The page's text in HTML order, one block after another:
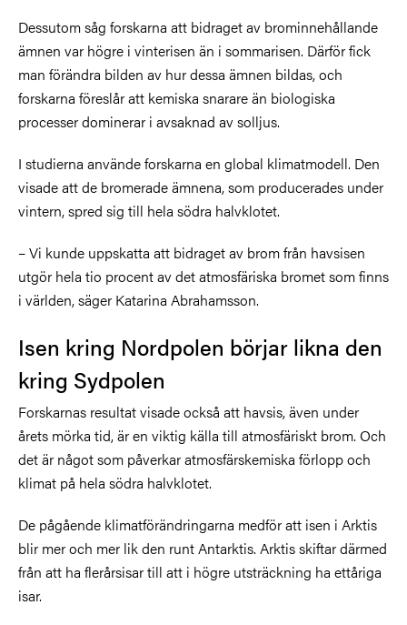
Dessutom såg forskarna att bidraget av brominnehållande
ämnen var högre i vinterisen än i sommarisen. Därför fick
man förändra bilden av hur dessa ämnen bildas, och
forskarna föreslår att kemiska snarare än biologiska
processer dominerar i avsaknad av solljus.
I studierna använde forskarna en global klimatmodell. Den
visade att de bromerade ämnena, som producerades under
vintern, spred sig till hela södra halvklotet.
– Vi kunde uppskatta att bidraget av brom från havsisen
utgör hela tio procent av det atmosfäriska bromet som finns
i världen, säger Katarina Abrahamsson.
Isen kring Nordpolen börjar likna den
kring Sydpolen
Forskarnas resultat visade också att havsis, även under
årets mörka tid, är en viktig källa till atmosfäriskt brom. Och
det är något som påverkar atmosfärskemiska förlopp och
klimat på hela södra halvklotet.
De pågående klimatförändringarna medför att isen i Arktis
blir mer och mer lik den runt Antarktis. Arktis skiftar därmed
från att ha flerårsisar till att i högre utsträckning ha ettåriga
isar.